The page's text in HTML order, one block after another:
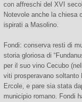
con affreschi del XVI
Notevole anche la chiesa
ispirati a Masolino.
Fondi: conserva resti di
storia gloriosa di
per il suo vino Cecubo
viti prosperavano soltanto
Ercole, e pare sia stata
municipio romano. Fondi